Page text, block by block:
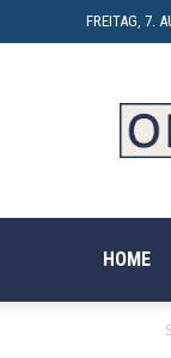
FREITAG, 7.
HOME